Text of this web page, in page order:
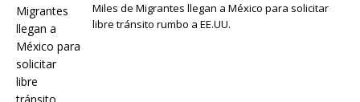
Miles de Migrantes llegan a México para solicitar
libre tránsito rumbo a EE.UU.